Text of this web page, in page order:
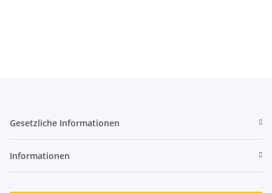
Gesetzliche Informationen
Informationen